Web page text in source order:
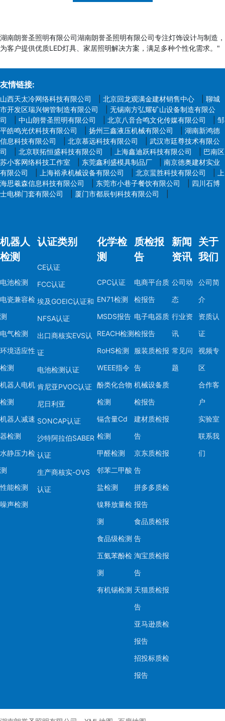
湖南朗誉圣照明有限公司湖南朗誉圣照明有限公司专注灯饰设计与制造，
为客户提供优质LED灯具、家居照明解决方案，满足多种个性化需求。"
友情链接:
山西天太冷网络科技有限公司 北京回龙观满金建材销售中心
聊城
市开发区瑞兴钢管制造有限公司
无锡南方弘耀矿山设备制造有限公
司
中山朗誉圣照明有限公司 北京八音合鸣文化传媒有限公司
邹
平皓鸣光伏科技有限公司
扬州三鑫液压机械有限公司
湖南新鸿德
信息科技有限公司
北京慕远科技有限公司
武汉市廷尊技术有限公
司
北京联拓恒盛科技有限公司 上海鑫迪跃科技有限公司
巴南区
苏小客网络科技工作室
东莞鑫利盛模具制品厂
南京德奥建材实业
有限公司
上海裕承机械设备有限公司 北京蜚胜科技有限公司
上
海思羲森信息科技有限公司
东莞市小巷子餐饮有限公司
四川石博
士电梯门套有限公司
厦门市都辰钊科技有限公司
机器人
检测
电池检测
电瓷兼容检
测
电气检测
环境适应性
检测
机器人电机
检测
机器人减速
器检测
水静压力检
测
性能检测
噪声检测
认证类别
CE认证
FCC认证
埃及GOEIC认证和
NFSA认证
出口商核实EVS认
证
电池检测认证
肯尼亚PVOC认证
尼日利亚
SONCAP认证
沙特阿拉伯SABER
认证
生产商核实-OVS
认证
化学检
测
CPC认证
EN71检测
MSDS报告
REACH检测
RoHS检测
WEEE指令
酚类化合物
检测
镉含量Cd
检测
甲醛检测
邻苯二甲酸
盐检测
镍释放量检
测
食品级检测
五氨苯酚检
测
有机锡检测
质检报
告
电商平台质
检报告
电子电器质
检报告
服装质检报
告
机械设备质
检报告
建材质检报
告
京东质检报
告
拼多多质检
报告
食品质检报
告
淘宝质检报
告
天猫质检报
告
亚马逊质检
报告
招投标质检
报告
新闻
资讯
公司动
态
行业资
讯
常见问
题
关于
我们
公司简
介
资质认
证
视频专
区
合作客
户
实验室
联系我
们